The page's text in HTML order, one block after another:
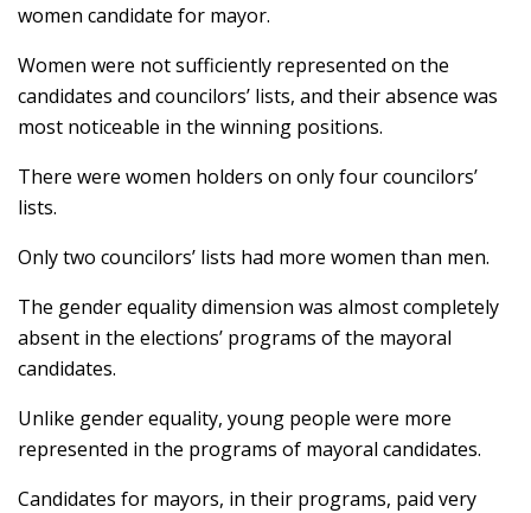
women candidate for mayor.
Women were not sufficiently represented on the
candidates and councilors’ lists, and their absence was
most noticeable in the winning positions.
There were women holders on only four councilors’
lists.
Only two councilors’ lists had more women than men.
The gender equality dimension was almost completely
absent in the elections’ programs of the mayoral
candidates.
Unlike gender equality, young people were more
represented in the programs of mayoral candidates.
Candidates for mayors, in their programs, paid very